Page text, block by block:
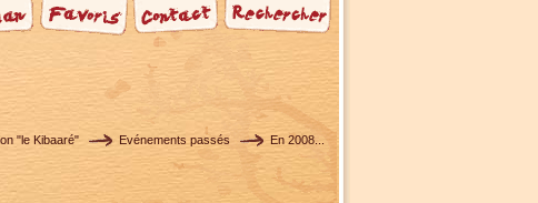
"le Kibaaré" Evénements passés
En 2008...